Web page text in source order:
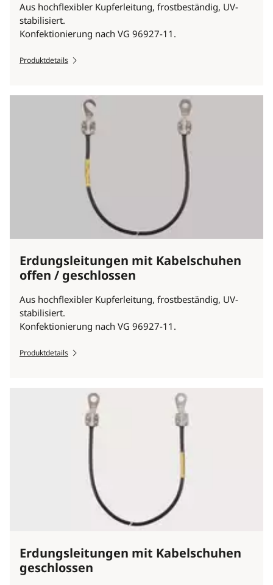
Aus hochflexibler Kupferleitung, frostbeständig, UV-
stabilisiert.
Konfektionierung nach VG 96927-11.
Produktdetails
Erdungsleitungen mit Kabelschuhen
offen / geschlossen
Aus hochflexibler Kupferleitung, frostbeständig, UV-
stabilisiert.
Konfektionierung nach VG 96927-11.
Produktdetails
Erdungsleitungen mit Kabelschuhen
geschlossen